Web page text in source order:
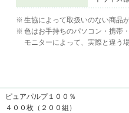
※ 生協によって取扱いのない商品
※ 色はお手持ちのパソコン・携帯
モニターによって、実際と違う
ピュアパルプ１００％
４００枚（２００組）